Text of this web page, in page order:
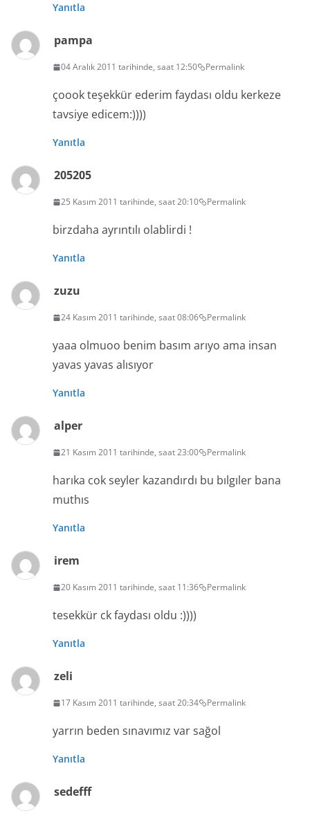
Yanıtla
pampa
04 Aralık 2011 tarihinde, saat 12:50 Permalink
çoook teşekkür ederim faydası oldu kerkeze
tavsiye edicem:))))
Yanıtla
205205
25 Kasım 2011 tarihinde, saat 20:10 Permalink
birzdaha ayrıntılı olablirdi !
Yanıtla
zuzu
24 Kasım 2011 tarihinde, saat 08:06 Permalink
yaaa olmuoo benim basım arıyo ama insan
yavas yavas alısıyor
Yanıtla
alper
21 Kasım 2011 tarihinde, saat 23:00 Permalink
harıka cok seyler kazandırdı bu bılgıler bana
muthıs
Yanıtla
irem
20 Kasım 2011 tarihinde, saat 11:36 Permalink
tesekkür ck faydası oldu :))))
Yanıtla
zeli
17 Kasım 2011 tarihinde, saat 20:34 Permalink
yarrın beden sınavımız var sağol
Yanıtla
sedefff